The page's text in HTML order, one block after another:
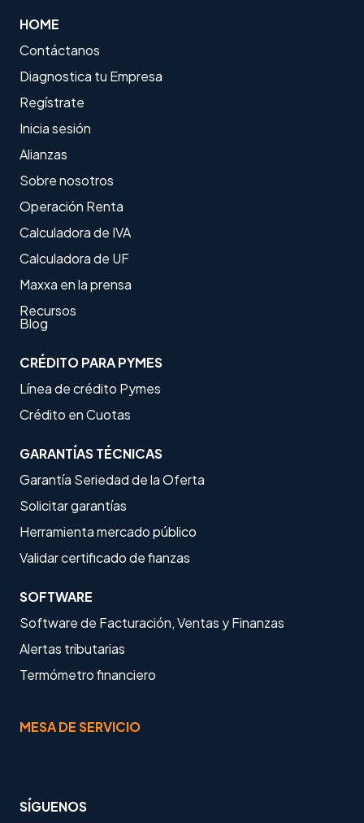
HOME
Contáctanos
Diagnostica tu Empresa
Regístrate
Inicia sesión
Alianzas
Sobre nosotros
Operación Renta
Calculadora de IVA
Calculadora de UF
Maxxa en la prensa
Recursos
Blog
CRÉDITO PARA PYMES
Línea de crédito Pymes
Crédito en Cuotas
GARANTÍAS TÉCNICAS
Garantía Seriedad de la Oferta
Solicitar garantías
Herramienta mercado público
Validar certificado de fianzas
SOFTWARE
Software de Facturación, Ventas y Finanzas
Alertas tributarias
Termómetro financiero
MESA DE SERVICIO
SÍGUENOS